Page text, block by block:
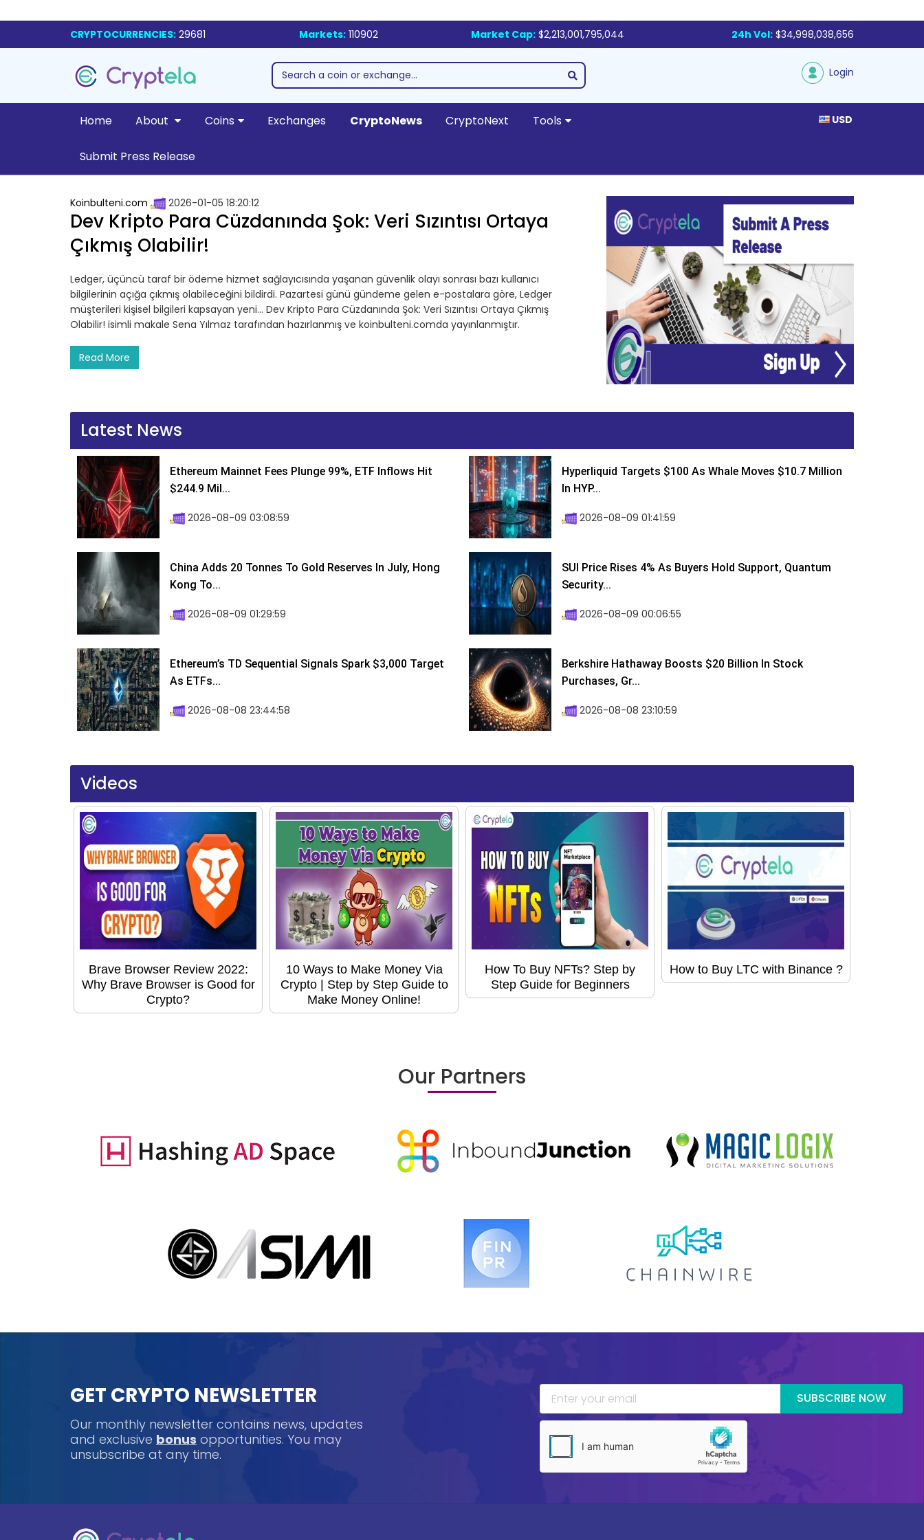
CRYPTOCURRENCIES: 29681 Markets:110902 Market Cap: $2,213,001,795,044 24h Vol: $34,998,038,656
Login
Home About Coins Exchanges CryptoNews CryptoNext Tools
Submit Press Release
USD
Koinbulteni.com 2026-01-05 18:20:12
Dev Kripto Para Cüzdanında Şok: Veri Sızıntısı Ortaya
Çıkmış Olabilir!
Ledger, üçüncü taraf bir ödeme hizmet sağlayıcısında yaşanan güvenlik olayı sonrası bazı kullanıcı
bilgilerinin açığa çıkmış olabileceğini bildirdi. Pazartesi günü gündeme gelen e-postalara göre, Ledger
müşterileri kişisel bilgileri kapsayan yeni… Dev Kripto Para Cüzdanında Şok: Veri Sızıntısı Ortaya Çıkmış
Olabilir! isimli makale Sena Yılmaz tarafından hazırlanmış ve koinbulteni.comda yayınlanmıştır.
Read More
Latest News
Ethereum Mainnet Fees Plunge 99%, ETF Inflows Hit
$244.9 Mil...
2026-08-09 03:08:59
Hyperliquid Targets $100 As Whale Moves $10.7 Million
In HYP...
2026-08-09 01:41:59
China Adds 20 Tonnes To Gold Reserves In July, Hong
Kong To...
2026-08-09 01:29:59
SUI Price Rises 4% As Buyers Hold Support, Quantum
Security...
2026-08-09 00:06:55
Ethereum’s TD Sequential Signals Spark $3,000 Target
As ETFs...
2026-08-08 23:44:58
Berkshire Hathaway Boosts $20 Billion In Stock
Purchases, Gr...
2026-08-08 23:10:59
Videos
Brave Browser Review 2022:
Why Brave Browser is Good for
Crypto?
10 Ways to Make Money Via
Crypto | Step by Step Guide to
Make Money Online!
How To Buy NFTs? Step by
Step Guide for Beginners
How to Buy LTC with Binance ?
Our Partners
GET CRYPTO NEWSLETTER
Our monthly newsletter contains news, updates
and exclusive bonus opportunities. You may
unsubscribe at any time.
SUBSCRIBE NOW